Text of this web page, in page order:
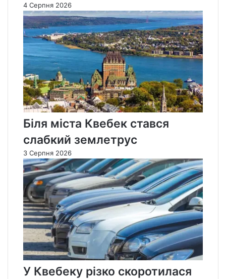
4 Серпня 2026
Біля міста Квебек стався
слабкий землетрус
3 Серпня 2026
У Квебеку різко скоротилася